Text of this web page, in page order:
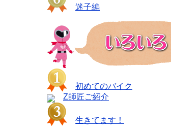
迷子編
初めてのバイク
Z師匠ご紹介
生きてます！